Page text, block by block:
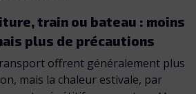
train ou bateau : moins
plus de précautions
offrent généralement plus
mais la chaleur estivale, par